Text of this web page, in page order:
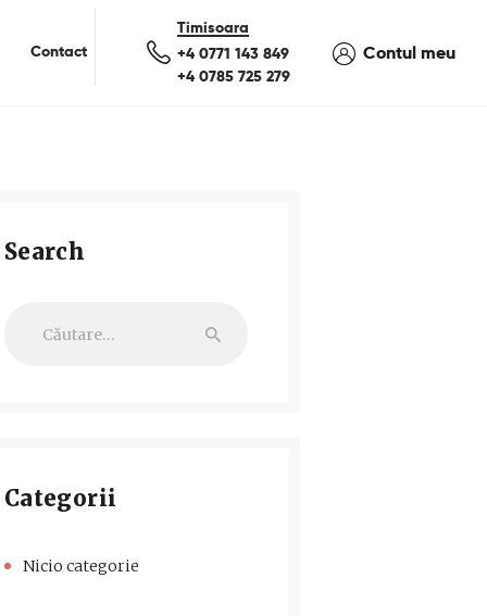
Contact
+4 0771 143 849
+4 0785 725 279
Contul meu
Search
Categorii
Nicio categorie